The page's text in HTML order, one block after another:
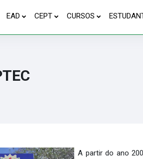
EAD CEPT CURSOS
A partir do ano